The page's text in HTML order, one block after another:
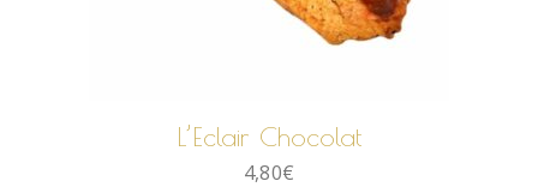
L’Eclair Chocolat
4,80€